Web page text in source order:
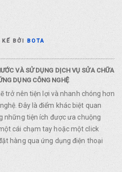
KẾ BỞIBOTA
VÀ SỬ DỤNG DỊCH VỤ SỬA CHỮA
DỤNG CÔNG NGHỆ
trở nên tiện lợi và nhanh chóng hơn
Đây là điểm khác biệt quan
những tiện ích được ưa chuộng
cái chạm tay hoặc một click
hàng qua ứng dụng điện thoại